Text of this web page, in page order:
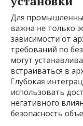
Для
важна не только
зависимости от
требований по
могут
встраиваться в
Глубокая
использовать
негативного
безопасность